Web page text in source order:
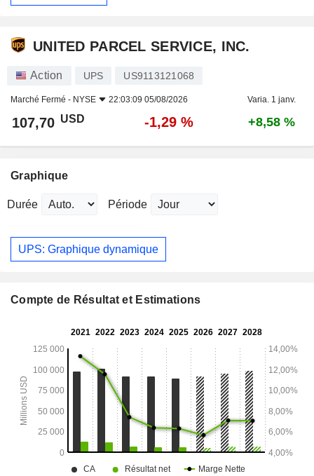
UNITED PARCEL SERVICE, INC.
Action UPS US9113121068
Marché Fermé - NYSE 22:03:09 05/08/2026 Varia. 1 janv.
107,70 USD -1,29 % +8,58 %
Graphique
Durée Période
UPS: Graphique dynamique
Compte de Résultat et Estimations